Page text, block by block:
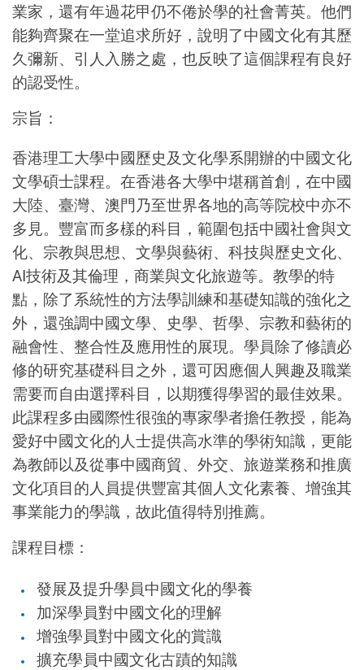
業家，還有年過花甲仍不倦於學的社會菁英。他們
能夠齊聚在一堂追求所好，說明了中國文化有其歷
久彌新、引人入勝之處，也反映了這個課程有良好
的認受性。
宗旨：
香港理工大學中國歷史及文化學系開辦的中國文化
文學碩士課程。在香港各大學中堪稱首創，在中國
大陸、臺灣、澳門乃至世界各地的高等院校中亦不
多見。豐富而多樣的科目，範圍包括中國社會與文
化、宗教與思想、文學與藝術、 科技與歷史文化、
AI技術及其倫理， 商業與文化旅遊等。教學的特
點，除了系統性的方法學訓練和基礎知識的強化之
外，還強調中國文學、史學、哲學、宗教和藝術的
融會性、整合性及應用性的展現。學員除了修讀必
修的研究基礎科目之外，還可因應個人興趣及職業
需要而自由選擇科目，以期獲得學習的最佳效果。
此課程多由國際性很強的專家學者擔任教授，能為
愛好中國文化的人士提供高水準的學術知識，更能
為教師以及從事中國商貿、外交、旅遊業務和推廣
文化項目的人員提供豐富其個人文化素養、增強其
事業能力的學識，故此值得特別推薦。
課程目標：
發展及提升學員中國文化的學養
加深學員對中國文化的理解
增強學員對中國文化的賞識
擴充學員中國文化古蹟的知識